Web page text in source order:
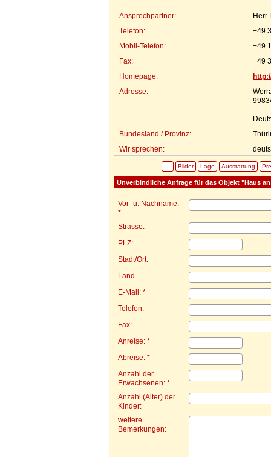
Ansprechpartner:
Herr
Telefon:
+49
Mobil-Telefon:
+49
Fax:
+49
Homepage:
Adresse:
Bundesland / Provinz:
Wir sprechen:
Bilder Lage Ausstattung
Unverbindliche Anfrage für das Objekt "Haus
Vor- u. Nachname:
*
Strasse:
PLZ:
Stadt/Ort:
Land
E-Mail: *
Telefon:
Fax:
Anreise: *
Abreise: *
Anzahl der
Erwachsenen: *
Anzahl (Alter) der
Kinder:
weitere
Bemerkungen: